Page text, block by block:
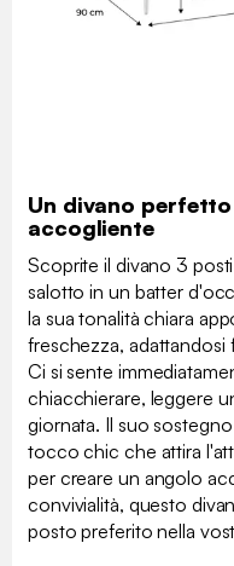
Un divano
accogliente
Scoprite il divano 3
salotto in un batter
la sua tonalità chiara
freschezza, adattandosi
Ci si sente
chiacchierare, leggere
giornata. Il suo
tocco chic che attira
per creare un angolo
convivialità, questo
posto preferito nella